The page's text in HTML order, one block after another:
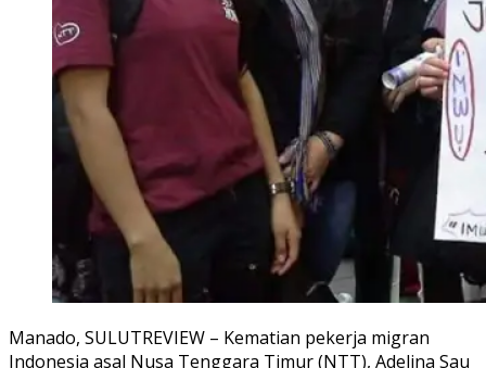
Manado, SULUTREVIEW – Kematian pekerja migran
Indonesia asal Nusa Tenggara Timur (NTT), Adelina Sau